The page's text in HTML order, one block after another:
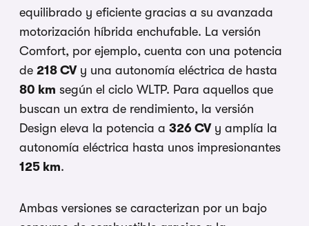
equilibrado y eficiente gracias a su avanzada
motorización híbrida enchufable. La versión
Comfort, por ejemplo, cuenta con una potencia
de 218 CVy una autonomía eléctrica de hasta
80 km según el ciclo WLTP. Para aquellos que
buscan un extra de rendimiento, la versión
Design eleva la potencia a 326 CVy amplía la
autonomía eléctrica hasta unos impresionantes
125 km.
Ambas versiones se caracterizan por un bajo